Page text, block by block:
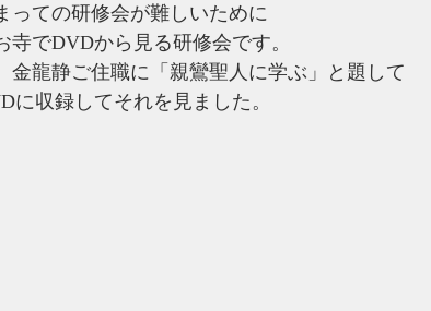
っての研修会が難しいために
でDVDから見る研修会です。
金龍静ご住職に「親鸞聖人に学ぶ」と題して
に収録してそれを見ました。